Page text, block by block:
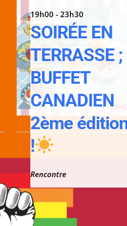
19h00 - 23h30
SOIRÉE EN
TERRASSE ;
BUFFET
CANADIEN
2ème
!
Rencontre